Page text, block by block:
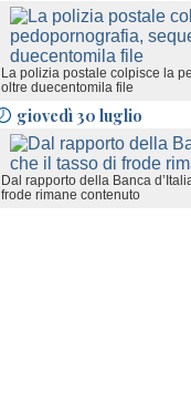
La polizia postale colpisce la
oltre duecentomila file
giovedì 30 luglio
Dal rapporto della Banca
frode rimane contenuto